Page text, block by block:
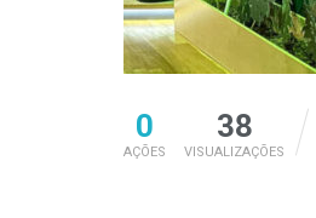
0
AÇÕES
38
VISUALIZAÇÕES